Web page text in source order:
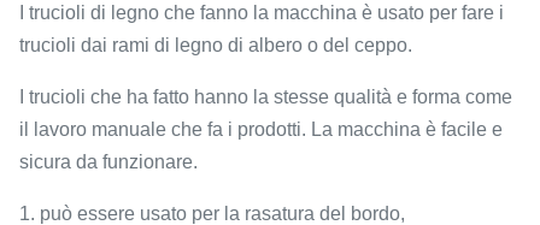
I trucioli di legno che fanno la macchina è usato per fare i
trucioli dai rami di legno di albero o del ceppo.
I trucioli che ha fatto hanno la stesse qualità e forma come
il lavoro manuale che fa i prodotti. La macchina è facile e
sicura da funzionare.
1. può essere usato per la rasatura del bordo,